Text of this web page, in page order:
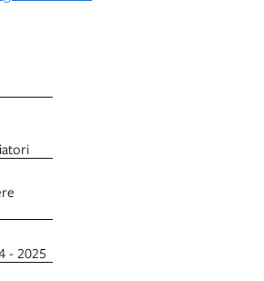
- 2025